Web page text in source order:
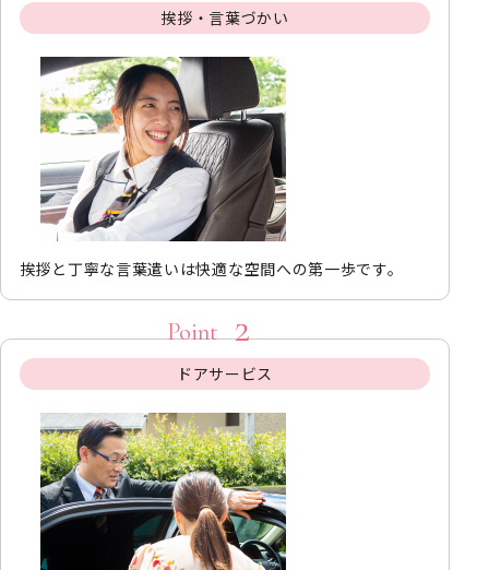
挨拶・言葉づかい
挨拶と丁寧な言葉遣いは快適な空間への第一歩です。
ドアサービス